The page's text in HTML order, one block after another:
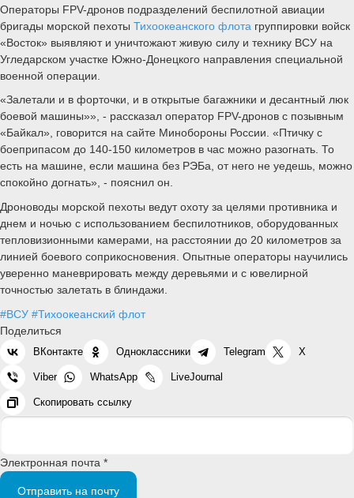
Операторы FPV-дронов подразделений беспилотной авиации
бригады морской пехоты Тихоокеанского флота группировки войск
«Восток» выявляют и уничтожают живую силу и технику ВСУ на
Угледарском участке Южно-Донецкого направления специальной
военной операции.
«Залетали и в форточки, и в открытые багажники и десантный люк
боевой машины»», - рассказал оператор FPV-дронов с позывным
«Байкал», говорится на сайте Минобороны России. «Птичку с
боеприпасом до 140-150 километров в час можно разогнать. То
есть на машине, если машина без РЭБа, от него не уедешь, можно
спокойно догнать», - пояснил он.
Дроноводы морской пехоты ведут охоту за целями противника и
днем и ночью с использованием беспилотников, оборудованных
тепловизионными камерами, на расстоянии до 20 километров за
линией боевого соприкосновения. Опытные операторы научились
уверенно маневрировать между деревьями и с ювелирной
точностью залетать в блиндажи.
#ВСУ #Тихоокеанский флот
Поделиться
ВКонтакте Одноклассники Telegram X
Viber WhatsApp LiveJournal
Скопировать ссылку
Электронная почта *
Отправить на почту